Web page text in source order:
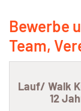
Bewerbe
Team,
Lauf/ Walk
12